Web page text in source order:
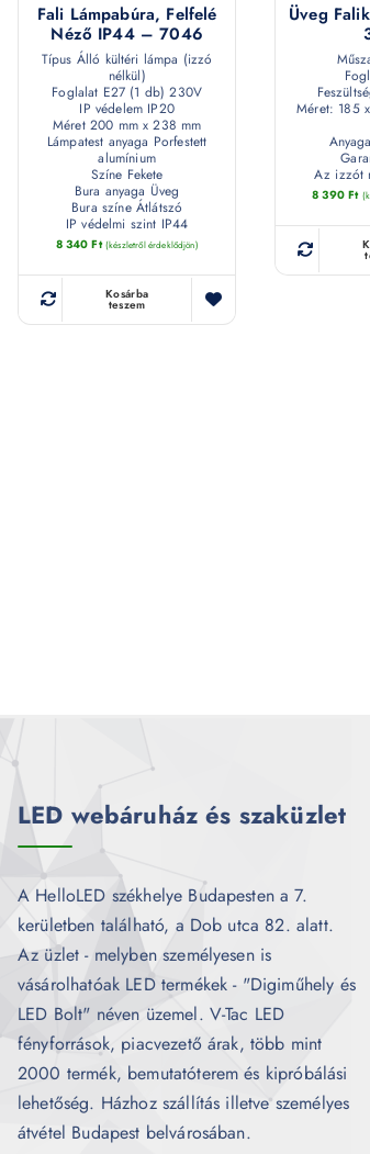
Fali Lámpabúra, Felfelé
Néző IP44 – 7046
Típus Álló kültéri lámpa (izzó
nélkül)
Foglalat E27 (1 db) 230V
IP védelem IP20
Méret 200 mm x 238 mm
Lámpatest anyaga Porfestett
alumínium
Színe Fekete
Bura anyaga Üveg
Bura színe Átlátszó
IP védelmi szint IP44
8 340Ft (készletről érdeklődjön)
Kosárba
teszem
Üveg
Méret: 185
Az izzót
8 390Ft
LED webáruház és szaküzlet
A HelloLED székhelye Budapesten a 7.
kerületben található, a Dob utca 82. alatt.
Az üzlet - melyben személyesen is
vásárolhatóak LED termékek - "Digiműhely és
LED Bolt" néven üzemel. V-Tac LED
fényforrások, piacvezető árak, több mint
2000 termék, bemutatóterem és kipróbálási
lehetőség. Házhoz szállítás illetve személyes
átvétel Budapest belvárosában.